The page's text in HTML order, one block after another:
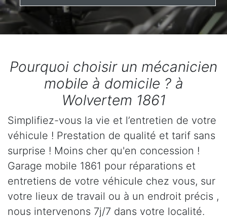
Pourquoi choisir un mécanicien
mobile à domicile ? à
Wolvertem 1861
Simplifiez-vous la vie et l’entretien de votre
véhicule ! Prestation de qualité et tarif sans
surprise ! Moins cher qu'en concession !
Garage mobile 1861 pour réparations et
entretiens de votre véhicule chez vous, sur
votre lieux de travail ou à un endroit précis ,
nous intervenons 7j/7 dans votre localité.